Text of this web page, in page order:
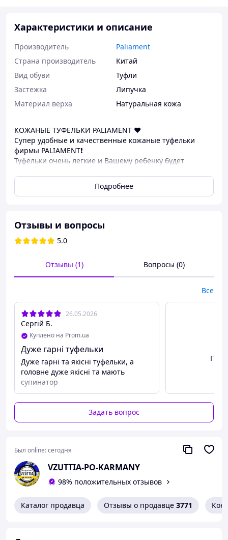
Характеристики и описание
Производитель
Paliament
Страна производитель
Китай
Вид обуви
Туфли
Застежка
Липучка
Материал верха
Натуральная кожа
КОЖАНЫЕ ТУФЕЛЬКИ PALIAMENT ❤️
Супер удобные и качественные кожаные туфельки
фирмы PALIAMENT❗️
Туфельки очень легкие и Вашему ребёнку будет
💕Кожаная стелька с супинатором
💕Подошва полиуретан, Каблук Томаса
F16-8
Размеры/ длина стельки от края до края!
15 - 12см
17 - 13см
18 – 13.5см
Подробнее
Отзывы и вопросы
5.0
Отзывы (1) Вопросы (0)
Все
26.05.2026
Сергій Б.
Куплено на Prom.ua
Дуже гарні туфельки
Дуже гарні та якісні туфельки, а
головне дуже якісні та мають
супинатор
Задать вопрос
Был online:сегодня
VZUTTIA-PO-KARMANY
98% положительных отзывов
Каталог продавца Отзывы о продавце 3771